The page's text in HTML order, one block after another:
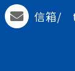
信箱/